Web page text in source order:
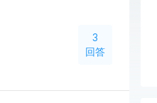
3
回答